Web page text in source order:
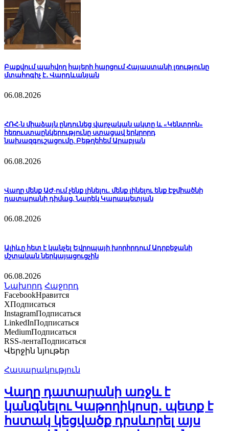
Բաքվում պահվող հայերի հարցում Հայաստանի լռությունը
մտահոգիչ է․ Վարդևանյան
06.08.2026
ՀՌՀ-ն միաձայն ընդունեց վարչական ակտը և «Կենտրոն»
հեռուստաընկերությունը ստացավ երկրորդ
նախազգուշացումը. Բեթղեհեմ Արաբյան
06.08.2026
Վաղը մենք ԱԺ-ում չենք լինելու. մենք լինելու ենք Էջմիածնի
դատարանի դիմաց. Նարեկ Կարապետյան
06.08.2026
Ալիևը հետ է կանչել Եվրոպայի խորհրդում Ադրբեջանի
մշտական ներկայացուցչին
06.08.2026
Նախորդ Հաջորդ
FacebookНравится
XПодписаться
InstagramПодписаться
LinkedInПодписаться
MediumПодписаться
RSS-лентаПодписаться
Վերջին նյութեր
Հասարակություն
Վաղը դատարանի առջև է
կանգնելու Կաթողիկոսը․ պետք է
հստակ կեցվածք դրսևորել այս